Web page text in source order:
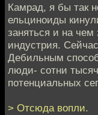
Камрад, я бы так
ельциноиды
заняться и на чем
индустрия.
Дебильным
люди- сотни
потенциальных
> Отсюда вопли.